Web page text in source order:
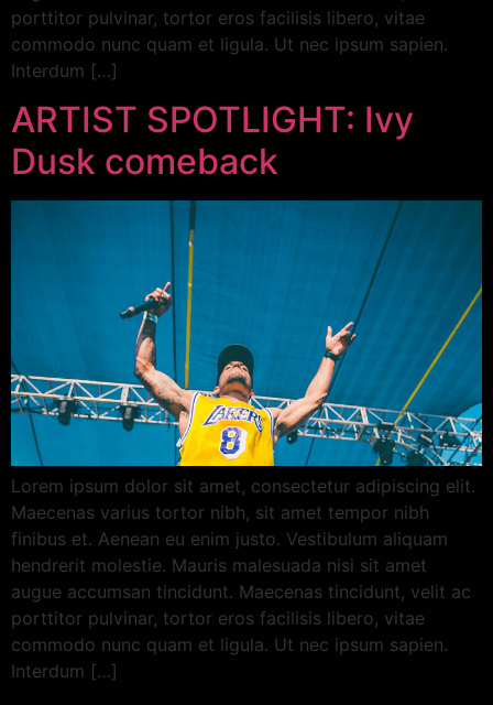
porttitor pulvinar, tortor eros facilisis libero, vitae
commodo nunc quam et ligula. Ut nec ipsum sapien.
Interdum […]
ARTIST SPOTLIGHT: Ivy
Dusk comeback
Lorem ipsum dolor sit amet, consectetur adipiscing elit.
Maecenas varius tortor nibh, sit amet tempor nibh
finibus et. Aenean eu enim justo. Vestibulum aliquam
hendrerit molestie. Mauris malesuada nisi sit amet
augue accumsan tincidunt. Maecenas tincidunt, velit ac
porttitor pulvinar, tortor eros facilisis libero, vitae
commodo nunc quam et ligula. Ut nec ipsum sapien.
Interdum […]